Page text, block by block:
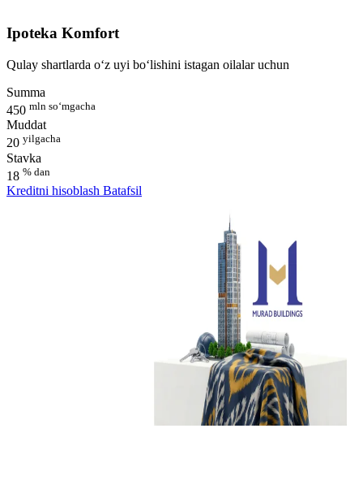
Ipoteka Komfort
Qulay shartlarda o‘z uyi bo‘lishini istagan oilalar uchun
Summa
450 mln so‘mgacha
Muddat
20 yilgacha
Stavka
18 % dan
Kreditni hisoblash Batafsil